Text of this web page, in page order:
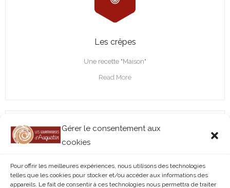
Gérer le consentement aux
cookies
Pour offrir les meilleures expériences, nous utilisons des technologies
telles que les cookies pour stocker et/ou accéder aux informations des
appareils. Le fait de consentir à ces technologies nous permettra de traiter
Les crêpes
Une recette "Maison"
Read More